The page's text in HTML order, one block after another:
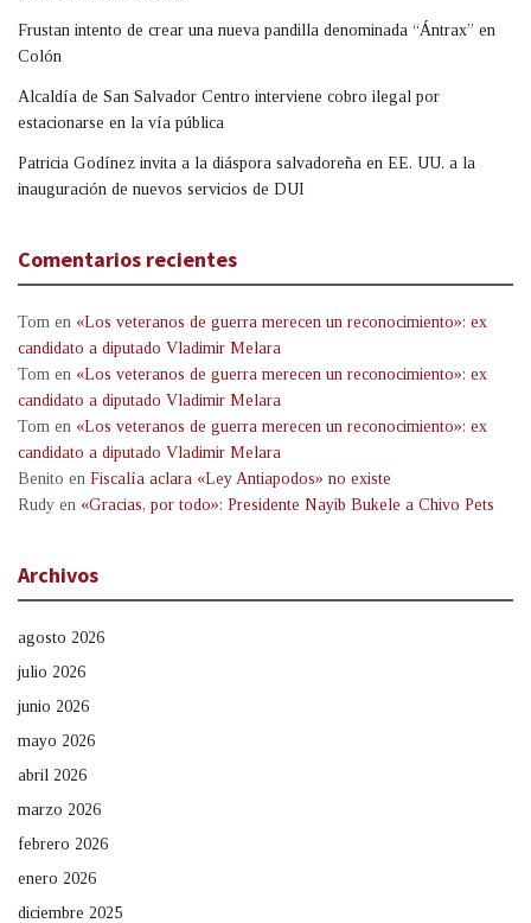
Frustan intento de crear una nueva pandilla denominada “Ántrax” en
Colón
Alcaldía de San Salvador Centro interviene cobro ilegal por
estacionarse en la vía pública
Patricia Godínez invita a la diáspora salvadoreña en EE. UU. a la
inauguración de nuevos servicios de DUI
Comentarios recientes
Tom en «Los veteranos de guerra merecen un reconocimiento»: ex
candidato a diputado Vladimir Melara
Tom en «Los veteranos de guerra merecen un reconocimiento»: ex
candidato a diputado Vladimir Melara
Tom en «Los veteranos de guerra merecen un reconocimiento»: ex
candidato a diputado Vladimir Melara
Benito en Fiscalía aclara «Ley Antiapodos» no existe
Rudy en «Gracias, por todo»: Presidente Nayib Bukele a Chivo Pets
Archivos
agosto 2026
julio 2026
junio 2026
mayo 2026
abril 2026
marzo 2026
febrero 2026
enero 2026
diciembre 2025